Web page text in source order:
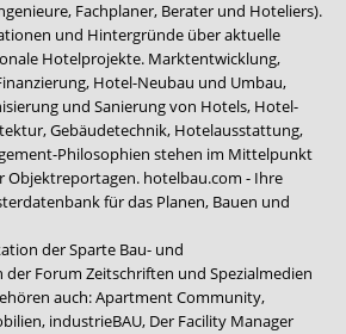
Fachplaner, Berater und Hoteliers).
und Hintergründe über aktuelle
Hotelprojekte. Marktentwicklung,
Hotel-Neubau und Umbau,
und Sanierung von Hotels, Hotel-
Gebäudetechnik, Hotelausstattung,
Philosophien stehen im Mittelpunkt
Objektreportagen. hotelbau.com - Ihre
für das Planen, Bauen und
der Sparte Bau- und
Forum Zeitschriften und Spezialmedien
auch:Apartment Community,
, industrieBAU, Der Facility Manager